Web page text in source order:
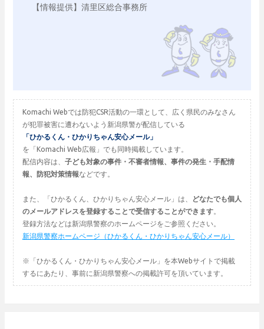
【情報提供】清里区総合事務所
Komachi Webでは防犯CSR活動の一環として、広く県民のみなさん
が犯罪被害に遭わないよう新潟県警が配信している
「ひかるくん・ひかりちゃん安心メール」
を「Komachi Web広報」でも同時掲載しています。
配信内容は、 子ども対象の事件・不審者情報、事件の発生・手配情
報、防犯対策情報などです。
また、「ひかるくん、ひかりちゃん安心メール」は、
どなたでも個人
のメールアドレスを登録することで受信することができます。
登録方法などは新潟県警察のホームページをご参照ください。
新潟県警察ホームページ（ひかるくん・ひかりちゃん安心メール）
※「ひかるくん・ひかりちゃん安心メール」を本Webサイトで掲載
するにあたり、事前に新潟県警察への掲載許可を頂いています。